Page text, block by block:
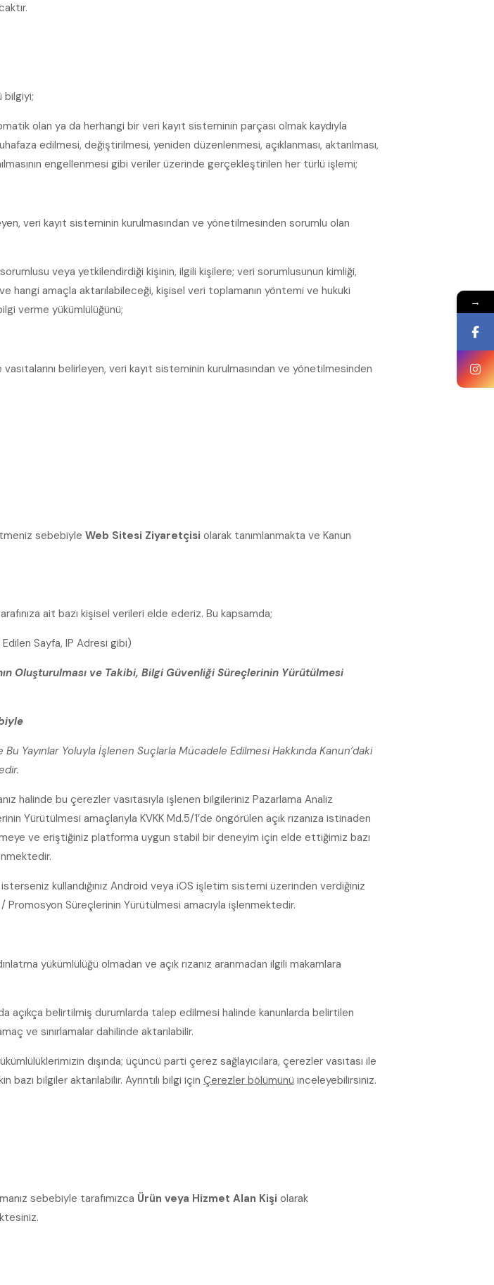
bilgiyi;
olan ya da herhangi bir veri kayıt sisteminin parçası olmak kaydıyla
edilmesi, değiştirilmesi, yeniden düzenlenmesi, açıklanması, aktarılması,
engellenmesi gibi veriler üzerinde gerçekleştirilen her türlü işlemi;
veri kayıt sisteminin kurulmasından ve yönetilmesinden sorumlu olan
veya yetkilendirdiği kişinin, ilgili kişilere; veri sorumlusunun kimliği,
hangi amaçla aktarılabileceği, kişisel veri toplamanın yöntemi ve hukuki
verme yükümlülüğünü;
belirleyen, veri kayıt sisteminin kurulmasından ve yönetilmesinden
sebebiyle Web Sitesi Ziyaretçisi olarak tanımlanmakta ve Kanun
ait bazı kişisel verileri elde ederiz. Bu kapsamda;
Sayfa, IP Adresi gibi)
Oluşturulması ve Takibi, Bilgi Güvenliği Süreçlerinin Yürütülmesi
Bu Yayınlar Yoluyla İşlenen Suçlarla Mücadele Edilmesi Hakkında Kanun’daki
halinde bu çerezler vasıtasıyla işlenen bilgileriniz Pazarlama Analiz
Yürütülmesi amaçlarıyla KVKK Md.5/1’de öngörülen açık rızanıza istinaden
ve eriştiğiniz platforma uygun stabil bir deneyim için elde ettiğimiz bazı
kullandığınız Android veya iOS işletim sistemi üzerinden verdiğiniz
Süreçlerinin Yürütülmesi amacıyla işlenmektedir.
yükümlülüğü olmadan ve açık rızanız aranmadan ilgili makamlara
açıkça belirtilmiş durumlarda talep edilmesi halinde kanunlarda belirtilen
ve sınırlamalar dahilinde aktarılabilir.
dışında; üçüncü parti çerez sağlayıcılara, çerezler vasıtası ile
bilgiler aktarılabilir. Ayrıntılı bilgi için Çerezler bölümünü inceleyebilirsiniz.
sebebiyle tarafımızca Ürün veya Hizmet Alan Kişi olarak
→